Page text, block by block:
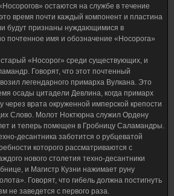
остаются на службе в течение
время почти каждый компонент и пластина
будут признаны нуждающимися в
почтенное имя и обозначение «Носорога»
«Носорог» среди существующих, и
Говорят, что этот почтенный
легендарного примарха Вулкана. Это
осады цитадели Девлина, когда примарх
врата окруженной имперской крепости
Слово. Молот Ноктюрна служил Ордену
и теперь помещен в Гробницу Саламандры.
десантника заботится о рубцеватой
которого рассматриваются с
нового столетия техно-десантники
и Магистр Кузни нажимает руну
Говорят, что гибель должна постигнуть
не заведется с первого раза.